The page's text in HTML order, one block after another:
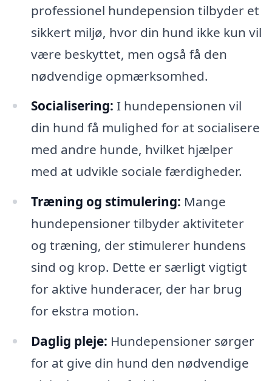
professionel hundepension tilbyder et
sikkert miljø, hvor din hund ikke kun vil
være beskyttet, men også få den
nødvendige opmærksomhed.
Socialisering: I hundepensionen vil
din hund få mulighed for at socialisere
med andre hunde, hvilket hjælper
med at udvikle sociale færdigheder.
Træning og stimulering: Mange
hundepensioner tilbyder aktiviteter
og træning, der stimulerer hundens
sind og krop. Dette er særligt vigtigt
for aktive hunderacer, der har brug
for ekstra motion.
Daglig pleje: Hundepensioner sørger
for at give din hund den nødvendige